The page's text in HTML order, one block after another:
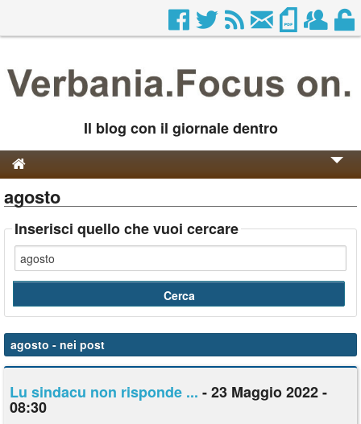
Il blog con il giornale dentro
Genesi e Storia
Contatti
agosto
Inserisci quello che vuoi cercare
agosto - nei post
Lu sindacu non risponde ... - 23 Maggio 2022 -
08:30